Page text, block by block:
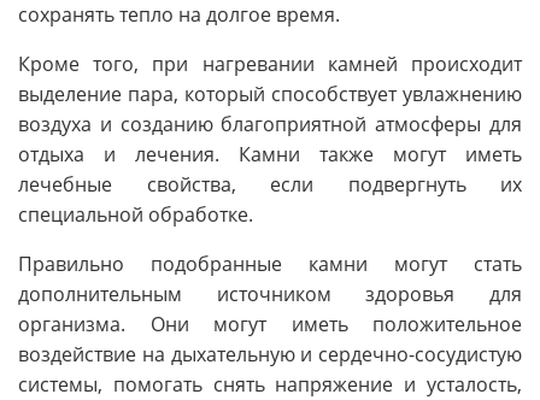
сохранять тепло на долгое время.
Кроме того, при нагревании камней происходит
выделение пара, который способствует увлажнению
воздуха и созданию благоприятной атмосферы для
отдыха и лечения. Камни также могут иметь
лечебные свойства, если подвергнуть их
специальной обработке.
Правильно подобранные камни могут стать
дополнительным источником здоровья для
организма. Они могут иметь положительное
воздействие на дыхательную и сердечно-сосудистую
системы, помогать снять напряжение и усталость,